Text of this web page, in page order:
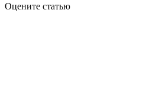
Оцените статью